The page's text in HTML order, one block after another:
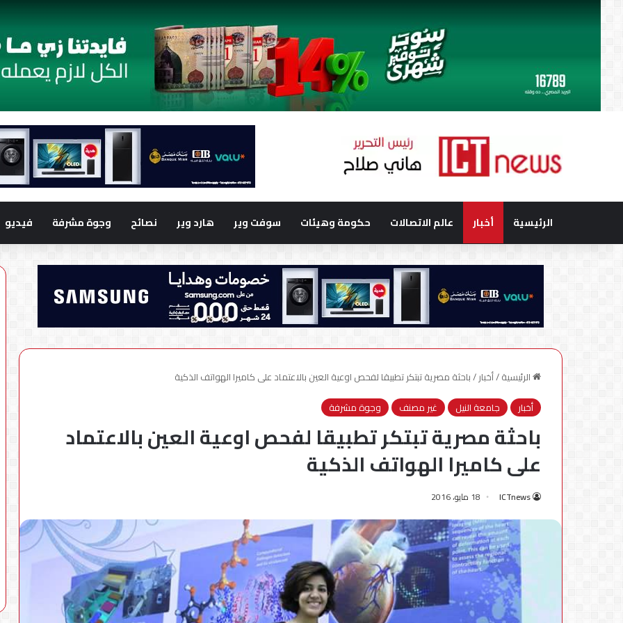
الرئيسية أخبار عالم الاتصالات حكومة وهيئات سوفت وير هارد وير نصائح وجوة مشرفة فيديو
الرئيسية/أخبار/باحثة مصرية تبتكر تطبيقا لفحص اوعية العين بالاعتماد على كاميرا الهواتف الذكية
أخبار
جامعة النيل غير مصنف وجوة مشرفة
باحثة مصرية تبتكر تطبيقا لفحص اوعية العين بالاعتماد
على كاميرا الهواتف الذكية
ICTnews 18 مايو، 2016